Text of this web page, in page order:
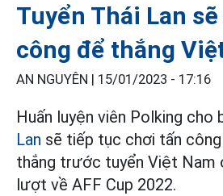
Tuyển Thái Lan
công để thắng
AN NGUYÊN | 15/01/2023 - 17:16
Huấn luyện viên Polking cho
Lan sẽ tiếp tục chơi tấn
thắng trước tuyển Việt Nam
lượt về AFF Cup 2022.